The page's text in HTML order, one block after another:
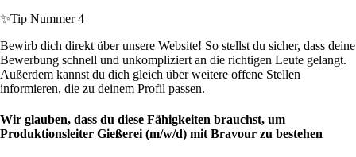
✨Tip Nummer 4
Bewirb dich direkt über unsere Website! So stellst du sicher, dass deine
Bewerbung schnell und unkompliziert an die richtigen Leute gelangt.
Außerdem kannst du dich gleich über weitere offene Stellen
informieren, die zu deinem Profil passen.
Wir glauben, dass du diese Fähigkeiten brauchst, um
Produktionsleiter Gießerei (m/w/d) mit Bravour zu bestehen